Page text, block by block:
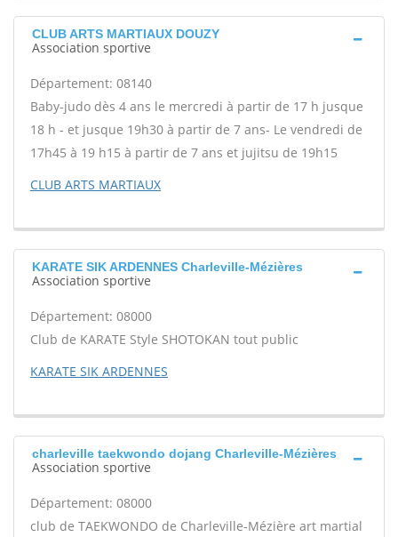
CLUB ARTS MARTIAUX DOUZY
Association sportive
Département: 08140
Baby-judo dès 4 ans le mercredi à partir de 17 h jusque
18 h - et jusque 19h30 à partir de 7 ans- Le vendredi de
17h45 à 19 h15 à partir de 7 ans et jujitsu de 19h15
CLUB ARTS MARTIAUX
KARATE SIK ARDENNES Charleville-Mézières
Association sportive
Département: 08000
Club de KARATE Style SHOTOKAN tout public
KARATE SIK ARDENNES
charleville taekwondo dojang Charleville-Mézières
Association sportive
Département: 08000
club de TAEKWONDO de Charleville-Mézière art martial